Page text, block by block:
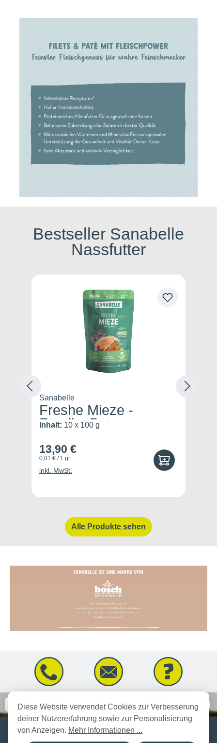
Bestseller Sanabelle
Nassfutter
Sanabelle
Freshe Mieze -
Forelle, Put...
Inhalt: 10 x 100 g
13,90 €
0,01 € / 1 gr
inkl. MwSt.
Alle Produkte sehen
Newsletter
Kontakt
Diese Website verwendet Cookies zur Verbesserung
deiner Nutzererfahrung sowie zur Personalisierung
von Anzeigen. Mehr Informationen ...